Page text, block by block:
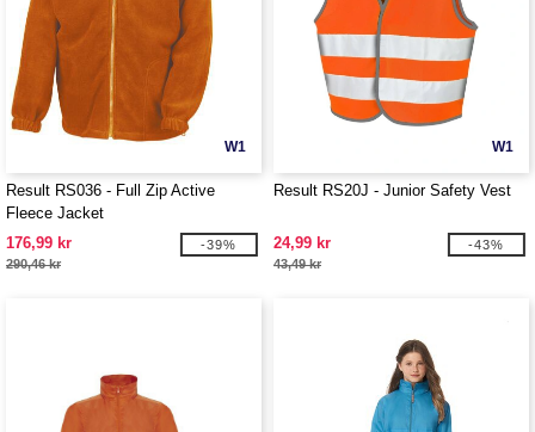
W1
Result RS036 - Full Zip Active
Fleece Jacket
176,99 kr
290,46 kr
-39%
W1
Result RS20J - Junior Safety Vest
24,99 kr
43,49 kr
-43%